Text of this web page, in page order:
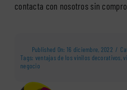
contacta con nosotros sin
Published On: 16 diciembre, 2022 /
Tags: ventajas de los vinilos decorativos,
negocio